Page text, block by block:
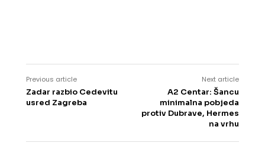
Previous article
Zadar razbio Cedevitu
usred Zagreba
Next article
A2 Centar: Šancu
minimalna pobjeda
protiv Dubrave, Hermes
na vrhu